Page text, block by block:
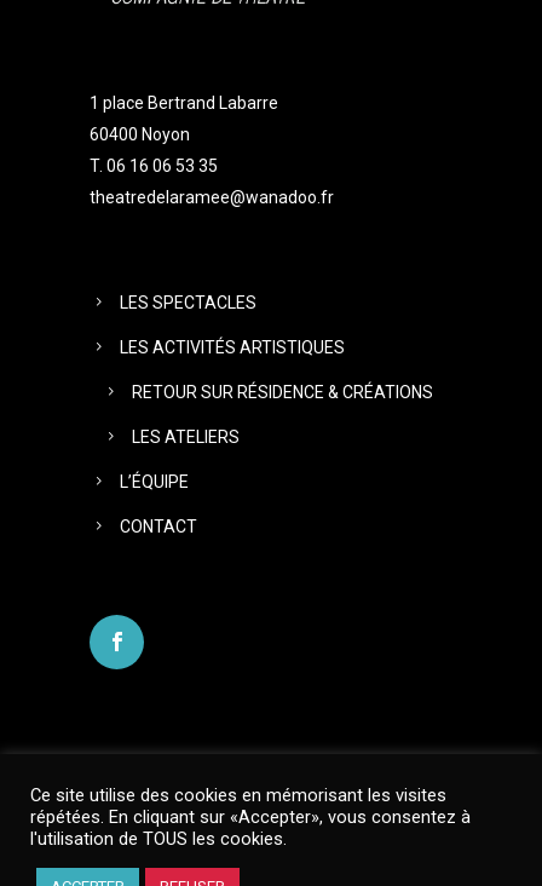
1 place Bertrand Labarre
60400 Noyon
T. 06 16 06 53 35
theatredelaramee@wanadoo.fr
LES SPECTACLES
LES ACTIVITÉS ARTISTIQUES
RETOUR SUR RÉSIDENCE & CRÉATIONS
LES ATELIERS
L’ÉQUIPE
CONTACT
Ce site utilise des cookies en mémorisant les visites
répétées. En cliquant sur «Accepter», vous consentez à
l'utilisation de TOUS les cookies.